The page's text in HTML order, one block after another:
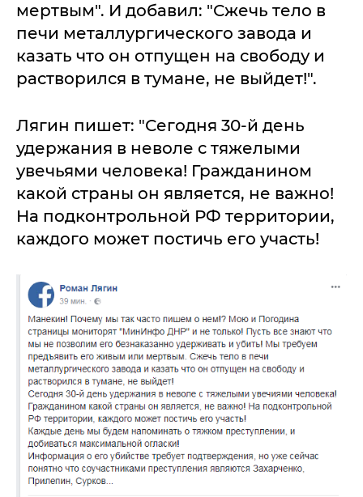
мертвым". И добавил: "Сжечь тело в
печи металлургического завода и
казать что он отпущен на свободу и
растворился в тумане, не выйдет!".
Лягин пишет: "Сегодня 30-й день
удержания в неволе с тяжелыми
увечьями человека! Гражданином
какой страны он является, не важно!
На подконтрольной РФ территории,
каждого может постичь его участь!